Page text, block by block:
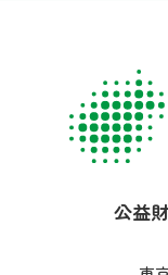
公益